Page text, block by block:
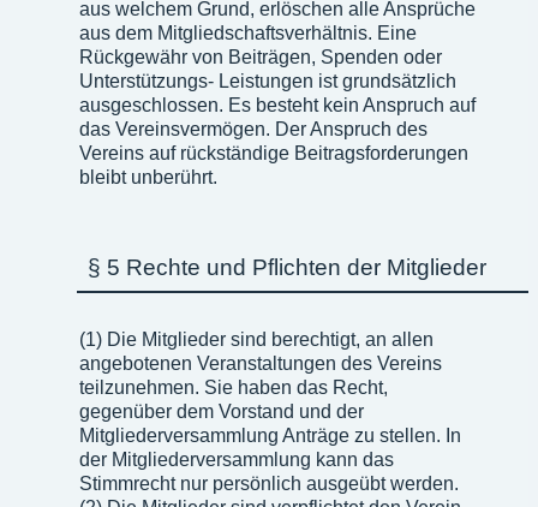
aus welchem Grund, erlöschen alle Ansprüche
aus dem Mitgliedschaftsverhältnis. Eine
Rückgewähr von Beiträgen, Spenden oder
Unterstützungs- Leistungen ist grundsätzlich
ausgeschlossen. Es besteht kein Anspruch auf
das Vereinsvermögen. Der Anspruch des
Vereins auf rückständige Beitragsforderungen
bleibt unberührt.
§ 5 Rechte und Pflichten der Mitglieder
(1) Die Mitglieder sind berechtigt, an allen
angebotenen Veranstaltungen des Vereins
teilzunehmen. Sie haben das Recht,
gegenüber dem Vorstand und der
Mitgliederversammlung Anträge zu stellen. In
der Mitgliederversammlung kann das
Stimmrecht nur persönlich ausgeübt werden.